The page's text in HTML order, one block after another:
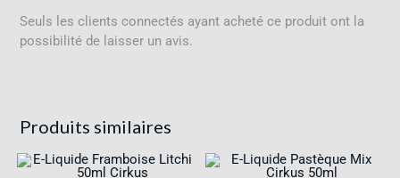
Seuls les clients connectés ayant acheté ce produit ont la
possibilité de laisser un avis.
Produits similaires